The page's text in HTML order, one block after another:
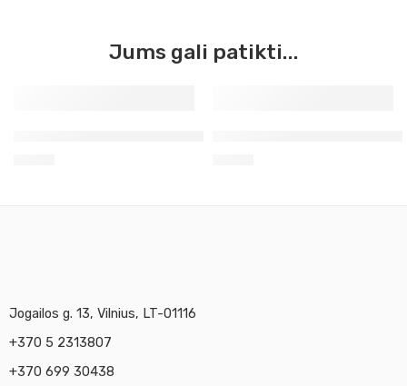
Jums gali patikti...
Jogailos g. 13, Vilnius, LT-01116
+370 5 2313807
+370 699 30438